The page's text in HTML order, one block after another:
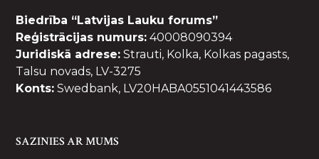
Biedrība “Latvijas Lauku forums”
Reģistrācijas numurs: 40008090394
Juridiskā adrese: Strauti, Kolka, Kolkas pagasts,
Talsu novads, LV-3275
Konts: Swedbank, LV20HABA0551041443586
SAZINIES AR MUMS